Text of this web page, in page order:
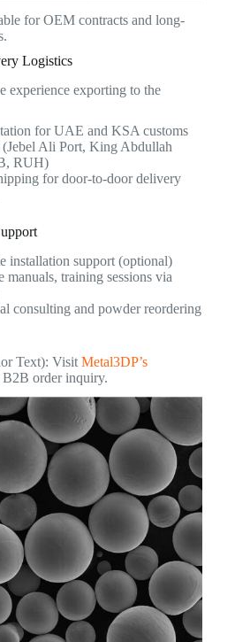
for OEM contracts and long-
Logistics
experience exporting to the
for UAE and KSA customs
(Jebel Ali Port, King Abdullah
RUH)
for door-to-door delivery
installation support (optional)
manuals, training sessions via
consulting and powder reordering
Text): Visit Metal3DP’s
order inquiry.